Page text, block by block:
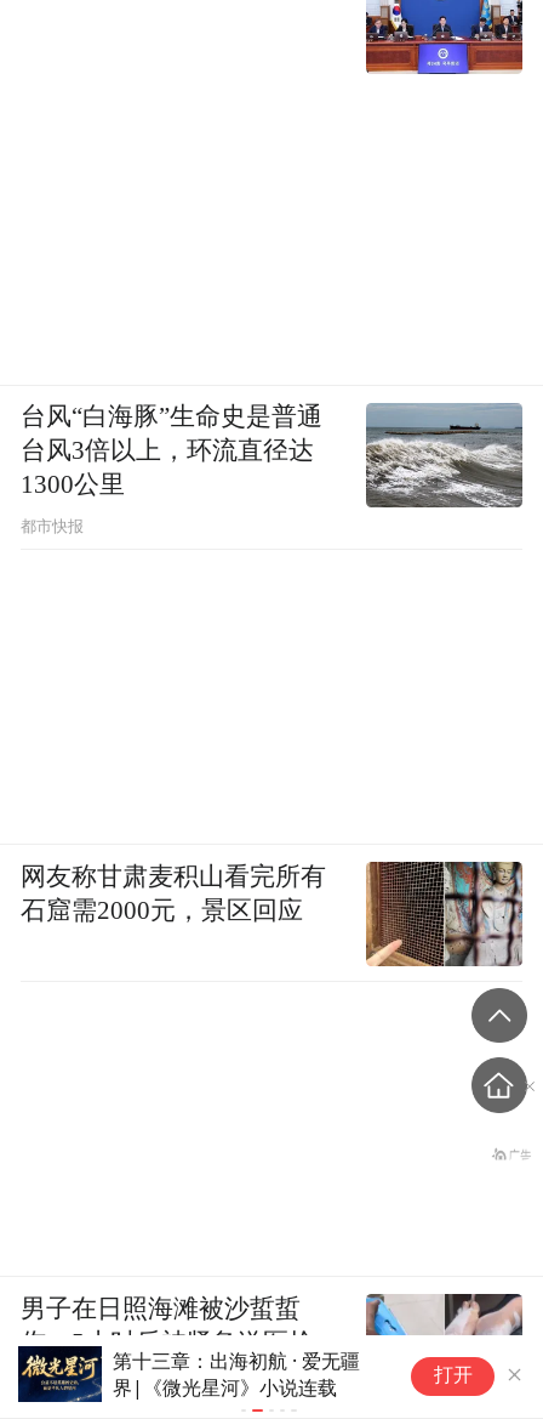
第二十章：破晓之刃 · 效能之辩|《微光星
河》小说连载
打开
台风“白海豚”生命史是普通
台风3倍以上，环流直径达
1300公里
都市快报
网友称甘肃麦积山看完所有
石窟需2000元，景区回应
男子在日照海滩被沙蜇蜇
伤，5小时后被紧急送医抢
救，景区：偶发事件